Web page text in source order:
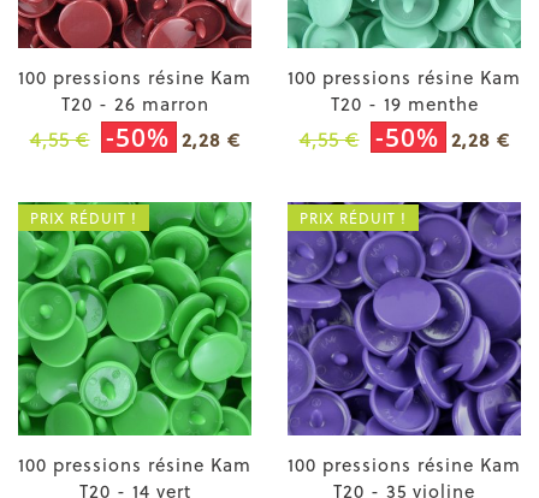
100 pressions résine Kam
T20 - 26 marron
4,55 € -50% 2,28 €
100 pressions résine Kam
T20 - 19 menthe
4,55 € -50% 2,28 €
100 pressions résine Kam
T20 - 14 vert
PRIX RÉDUIT !
100 pressions résine Kam
T20 - 35 violine
PRIX RÉDUIT !